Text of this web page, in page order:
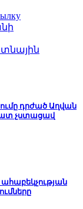
դրժած Աղվան
չստացավ